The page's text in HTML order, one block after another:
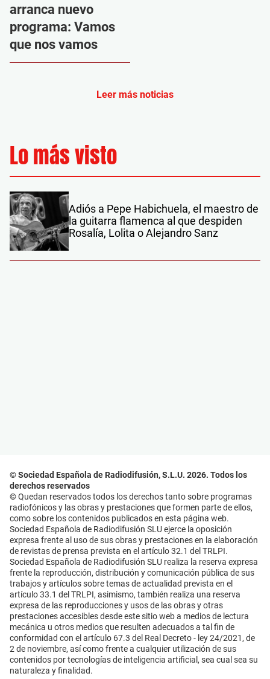
arranca nuevo
programa: Vamos
que nos vamos
Leer más noticias
Lo más visto
Adiós a Pepe Habichuela, el maestro de
la guitarra flamenca al que despiden
Rosalía, Lolita o Alejandro Sanz
© Sociedad Española de Radiodifusión, S.L.U. 2026. Todos los
derechos reservados
© Quedan reservados todos los derechos tanto sobre programas
radiofónicos y las obras y prestaciones que formen parte de ellos,
como sobre los contenidos publicados en esta página web.
Sociedad Española de Radiodifusión SLU ejerce la oposición
expresa frente al uso de sus obras y prestaciones en la elaboración
de revistas de prensa prevista en el artículo 32.1 del TRLPI.
Sociedad Española de Radiodifusión SLU realiza la reserva expresa
frente la reproducción, distribución y comunicación pública de sus
trabajos y artículos sobre temas de actualidad prevista en el
artículo 33.1 del TRLPI, asimismo, también realiza una reserva
expresa de las reproducciones y usos de las obras y otras
prestaciones accesibles desde este sitio web a medios de lectura
mecánica u otros medios que resulten adecuados a tal fin de
conformidad con el artículo 67.3 del Real Decreto - ley 24/2021, de
2 de noviembre, así como frente a cualquier utilización de sus
contenidos por tecnologías de inteligencia artificial, sea cual sea su
naturaleza y finalidad.